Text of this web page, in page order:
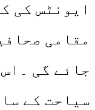
ایونٹس کی
مقامی
جائے گی
سیاحت کے